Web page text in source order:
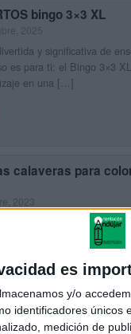
es
y/o
identificadores
medición de
bingo 3×3 XL
y significativa de
es para ti: el Bingo 3×3
en una […]
calaveras para
2023
para descubrir más
queridos seguidores! A
llena de color,